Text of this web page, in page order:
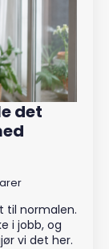
det
til normalen.
i jobb, og
vi det her.